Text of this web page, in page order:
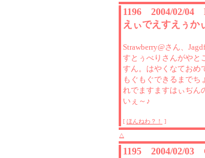
1196 2004/02/
えぃでえすえぅか
Strawberry@さん、
すとぅべりさんがやと
すん。はやくなておめ
もぐもぐできるまでち
れでますますはぃぢん
いぇ～♪
[ ほんねわ？！ ]
△
1195 2004/02/